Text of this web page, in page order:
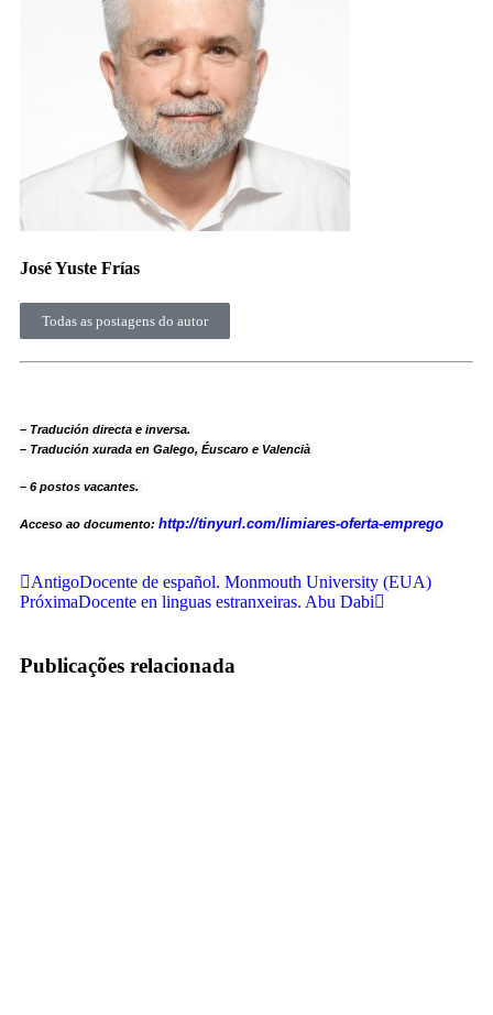
José Yuste Frías
Todas as postagens do autor
– Tradución directa e inversa.
– Tradución xurada en Galego, Éuscaro e Valencià
– 6 postos vacantes.
Acceso ao documento: http://tinyurl.com/limiares-oferta-emprego
AntigoDocente de español. Monmouth University (EUA)
PróximaDocente en linguas estranxeiras. Abu Dabi
Publicações relacionada